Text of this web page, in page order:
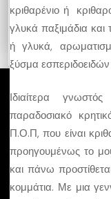
κριθαρένιο ή
γλυκά παξιμάδια και
ή γλυκά,
ξύσμα
Ιδιαίτερα
παραδοσιακό
Π.Ο.Π, που είναι
προηγουμένως το
και πάνω
κομμάτια. Με μια
Μάθετε